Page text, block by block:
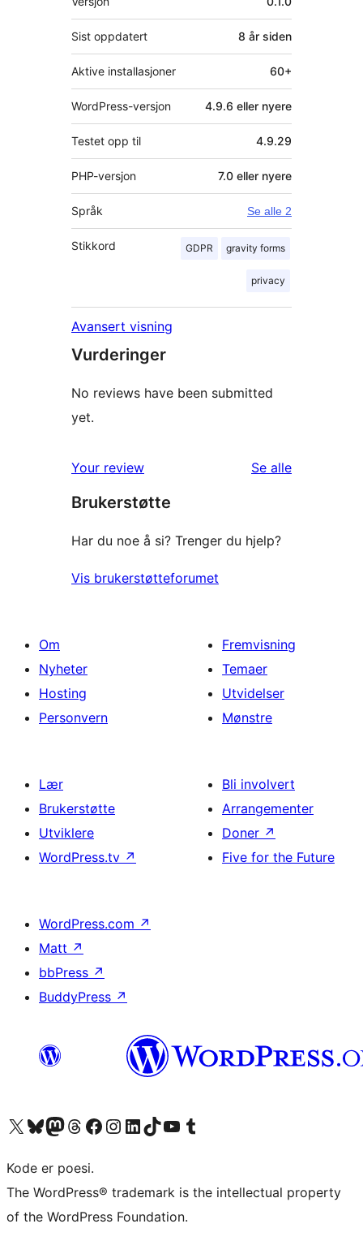
Sist oppdatert 8 år siden
Aktive installasjoner 60+
WordPress-versjon 4.9.6 eller nyere
Testet opp til 4.9.29
PHP-versjon 7.0 eller nyere
Språk Se alle 2
Stikkord GDPR gravity forms
privacy
Avansert visning
Vurderinger
No reviews have been submitted
yet.
Your review Se alleomtalene
Brukerstøtte
Har du noe å si? Trenger du hjelp?
Vis brukerstøtteforumet
Om
Nyheter
Hosting
Personvern
Fremvisning
Temaer
Utvidelser
Mønstre
Lær
Brukerstøtte
Utviklere
WordPress.tv ↗
Bli involvert
Arrangementer
Doner ↗
Five for the Future
WordPress.com ↗
Matt ↗
bbPress ↗
BuddyPress ↗
Besøk vår konto på X Visit our Bluesky account
Besøk vår Mastodon-konto
Visit our Threads account
Besøk vår Facebook-sideBesøk vår Instagram-konto
Besøk vår LinkedIn-konto
Visit our TikTok account
Visit our YouTube channel
Visit our Tumblr account
Kode er poesi.
The WordPress® trademark is the intellectual property
of the WordPress Foundation.